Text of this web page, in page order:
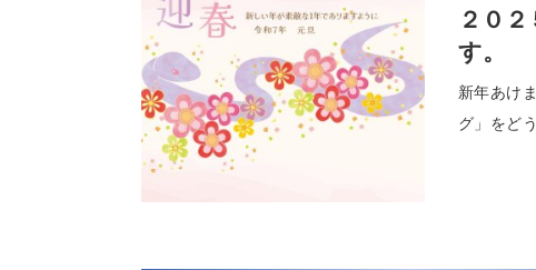
２０
す。
新年あけ
グ」をど